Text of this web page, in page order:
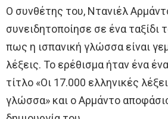
Ο συνθέτης του, Ντανιέλ
συνειδητοποίησε σε ένα ταξίδι
πως η ισπανική γλώσσα είναι
λέξεις. Το ερέθισμα ήταν ένα
τίτλο «Οι 17.000 ελληνικές
γλώσσα» και ο Αρμάντο